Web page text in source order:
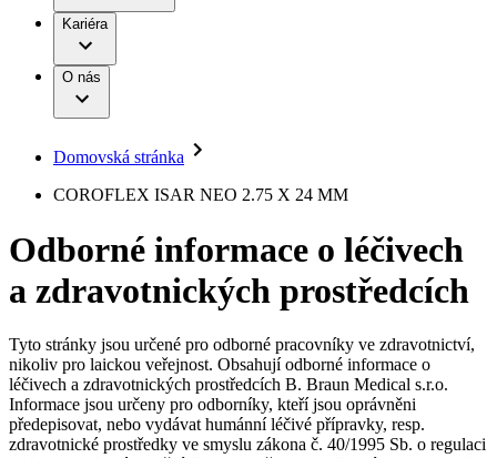
Léčba bolesti
Mimotělní očišťování krve
Neurochirurgie
Onkologie
Ortopedie
Páteřní chirurgie
Péče o rány
Prevence a kontrola infekcí
Uzavírání ran
Řešení
Terapie
Onemocnění
B. Braun Avitum
Práce a kariéra
Naše kultura
Vaše příležitost​
Nabídky pracovních míst
Objevte své kariérní příležitosti ​v B. Braun. Vyhledejte náš trh
Odpovědnost
Média
Tiskové zprávy
Kontakt
Kontaktní formulář
Registrace k odběru newsletteru
Odpovědnost
Média
Kariéra
O nás
Domovská stránka
COROFLEX ISAR NEO 2.75 X 24 MM
Odborné informace o léčivech
a zdravotnických prostředcích
Tyto stránky jsou určené pro odborné pracovníky ve zdravotnictví,
nikoliv pro laickou veřejnost. Obsahují odborné informace o
léčivech a zdravotnických prostředcích B. Braun Medical s.r.o.
Informace jsou určeny pro odborníky, kteří jsou oprávněni
předepisovat, nebo vydávat humánní léčivé přípravky, resp.
zdravotnické prostředky ve smyslu zákona č. 40/1995 Sb. o regulaci